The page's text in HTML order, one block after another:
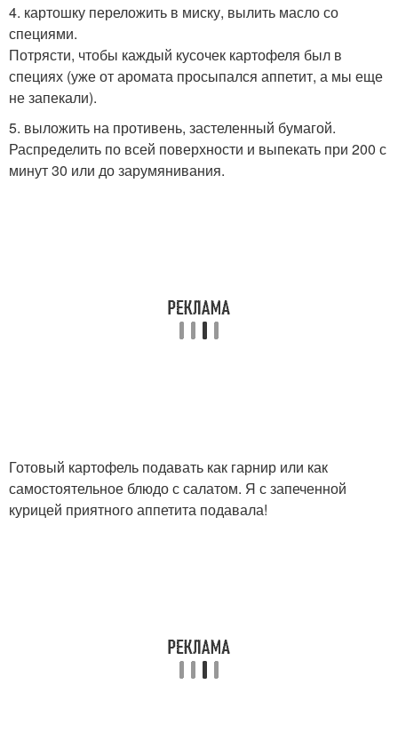
4. картошку переложить в миску, вылить масло со
специями.
Потрясти, чтобы каждый кусочек картофеля был в
специях (уже от аромата просыпался аппетит, а мы еще
не запекали).
5. выложить на противень, застеленный бумагой.
Распределить по всей поверхности и выпекать при 200 с
минут 30 или до зарумянивания.
Готовый картофель подавать как гарнир или как
самостоятельное блюдо с салатом. Я с запеченной
курицей приятного аппетита подавала!